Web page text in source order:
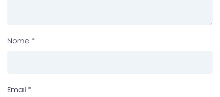
Nome *
Email *